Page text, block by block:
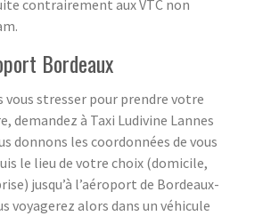
contrairement aux VTC non
Bordeaux
vous stresser pour prendre votre
demandez à Taxi Ludivine Lannes
donnons les coordonnées de vous
le lieu de votre choix (domicile,
jusqu’à l’aéroport de Bordeaux-
voyagerez alors dans un véhicule